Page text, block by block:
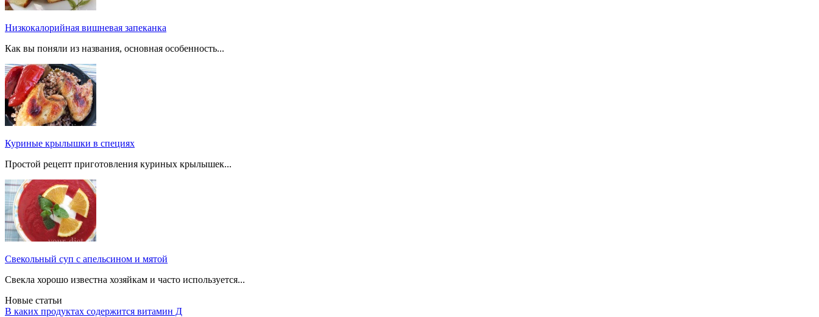
Низкокалорийная вишневая запеканка
Как вы поняли из названия, основная особенность...
Куриные крылышки в специях
Простой рецепт приготовления куриных крылышек...
Свекольный суп с апельсином и мятой
Свекла хорошо известна хозяйкам и часто используется...
Новые статьи
В каких продуктах содержится витамин Д